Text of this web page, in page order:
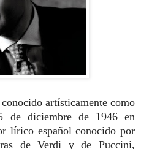
artísticamente como
de diciembre de 1946 en
lírico españolconocido por
de Verdi y de Puccini,